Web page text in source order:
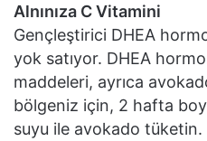
Alnınıza C Vitamini
Gençleştirici DHEA
yok satıyor. DHEA
maddeleri, ayrıca
bölgeniz için, 2 hafta
suyu ile avokado